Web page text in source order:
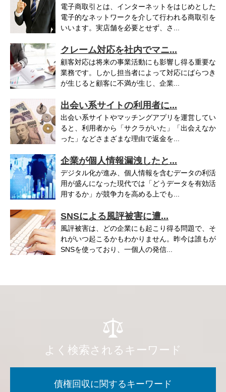
電子商取引とは、インターネットをはじめとした
電子的なネットワークを介して行われる商取引を
いいます。実店舗を必要とせず、さ...
クレーム対応を社内でマニ...
顧客対応は将来の事業活動にも影響し得る重要な
業務です。しかし担当者によって対応にばらつき
が生じると顧客に不満が生じ、企業...
出会い系サイトの利用者に...
出会い系サイトやマッチングアプリを運営してい
ると、利用者から「サクラがいた」「出会えなか
った」などさまざまな理由で返金を...
企業が個人情報漏洩したと...
デジタル化が進み、個人情報を含むデータの利活
用が盛んになった現代では「どうデータを有効活
用するか」が競争力を高める上でも...
SNSによる風評被害に遭...
風評被害は、どの企業にも起こり得る問題で、そ
れがいつ起こるかもわかりません。昨今は誰もが
SNSを使っており、一個人の発信...
よく検索されるキーワード
債権回収に関するキーワード